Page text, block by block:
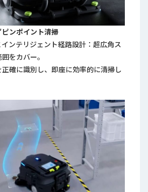
ンポイント清掃
ンテリジェント経路設計：超広角ス
をカバー。
確に識別し、即座に効率的に清掃し